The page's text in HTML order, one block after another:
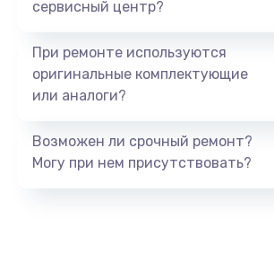
сервисный центр?
При ремонте используются
оригинальные комплектующие
или аналоги?
Возможен ли срочный ремонт?
Могу при нем присутствовать?